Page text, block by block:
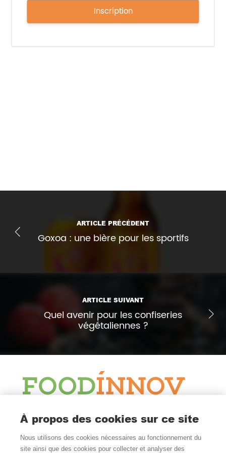
Inscription
Distribution : GMS au rayon ultra-frais
PVC : 2,99 €
ARTICLE PRÉCÉDENT
Goxoa : une bière pour les sportifs
ARTICLE SUIVANT
Quel avenir pour les confiseries
végétaliennes ?
Le Blog
Actualité et veille
À propos des cookies sur ce site
Nous utilisons des cookies nécessaires au fonctionnement du
site ainsi que des cookies pour collecter et analyser des